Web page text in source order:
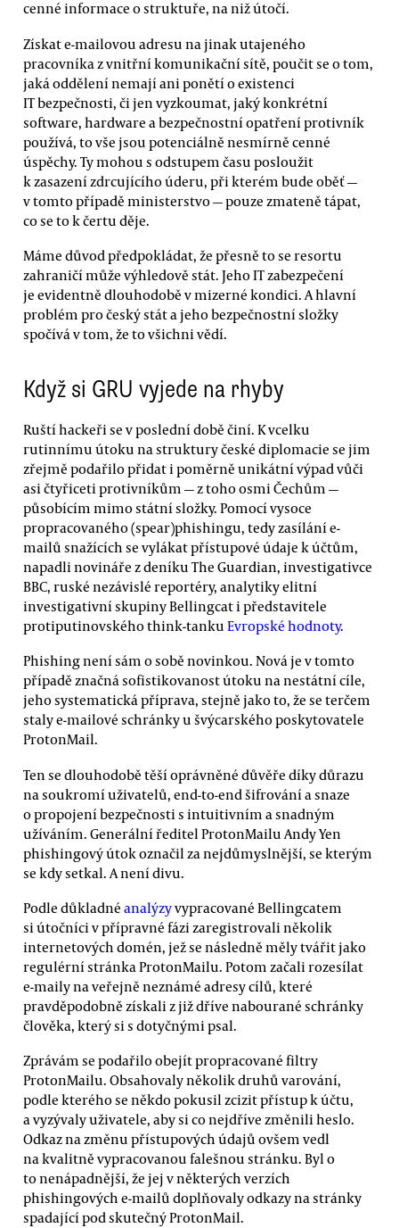
cenné informace o struktuře, na niž útočí.
Získat e-mailovou adresu na jinak utajeného
pracovníka z vnitřní komunikační sítě, poučit se o tom,
jaká oddělení nemají ani ponětí o existenci
IT bezpečnosti, či jen vyzkoumat, jaký konkrétní
software, hardware a bezpečnostní opatření protivník
používá, to vše jsou potenciálně nesmírně cenné
úspěchy. Ty mohou s odstupem času posloužit
k zasazení zdrcujícího úderu, při kterém bude oběť —
v tomto případě ministerstvo — pouze zmateně tápat,
co se to k čertu děje.
Máme důvod předpokládat, že přesně to se resortu
zahraničí může výhledově stát. Jeho IT zabezpečení
je evidentně dlouhodobě v mizerné kondici. A hlavní
problém pro český stát a jeho bezpečnostní složky
spočívá v tom, že to všichni vědí.
Když si GRU vyjede na rhyby
Ruští hackeři se v poslední době činí. K vcelku
rutinnímu útoku na struktury české diplomacie se jim
zřejmě podařilo přidat i poměrně unikátní výpad vůči
asi čtyřiceti protivníkům — z toho osmi Čechům —
působícím mimo státní složky. Pomocí vysoce
propracovaného (spear)phishingu, tedy zasílání e-
mailů snažících se vylákat přístupové údaje k účtům,
napadli novináře z deníku The Guardian, investigativce
BBC, ruské nezávislé reportéry, analytiky elitní
investigativní skupiny Bellingcat i představitele
protiputinovského think-tanku Evropské hodnoty.
Phishing není sám o sobě novinkou. Nová je v tomto
případě značná sofistikovanost útoku na nestátní cíle,
jeho systematická příprava, stejně jako to, že se terčem
staly e-mailové schránky u švýcarského poskytovatele
ProtonMail.
Ten se dlouhodobě těší oprávněné důvěře díky důrazu
na soukromí uživatelů, end-to-end šifrování a snaze
o propojení bezpečnosti s intuitivním a snadným
užíváním. Generální ředitel ProtonMailu Andy Yen
phishingový útok označil za nejdůmyslnější, se kterým
se kdy setkal. A není divu.
Podle důkladné analýzyvypracované Bellingcatem
si útočníci v přípravné fázi zaregistrovali několik
internetových domén, jež se následně měly tvářit jako
regulérní stránka ProtonMailu. Potom začali rozesílat
e-maily na veřejně neznámé adresy cílů, které
pravděpodobně získali z již dříve nabourané schránky
člověka, který si s dotyčnými psal.
Zprávám se podařilo obejít propracované filtry
ProtonMailu. Obsahovaly několik druhů varování,
podle kterého se někdo pokusil zcizit přístup k účtu,
a vyzývaly uživatele, aby si co nejdříve změnili heslo.
Odkaz na změnu přístupových údajů ovšem vedl
na kvalitně vypracovanou falešnou stránku. Byl o
to nenápadnější, že jej v některých verzích
phishingových e-mailů doplňovaly odkazy na stránky
spadající pod skutečný ProtonMail.